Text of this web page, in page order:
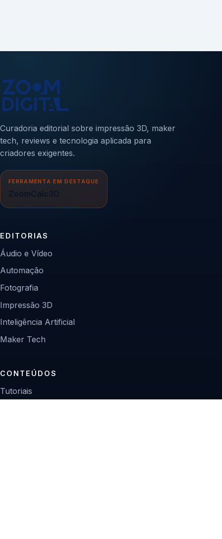
Curadoria editorial sobre impressão 3D, maker
tech, reviews e tecnologia aplicada para
criadores exigentes.
FERRAMENTA EM DESTAQUE
ZoomCalc3D
EDITORIAS
Áudio e Vídeo
Automação
Fotografia
Impressão 3D
Inteligência Artificial
Maker Tech
CONTEÚDOS
Tutoriais